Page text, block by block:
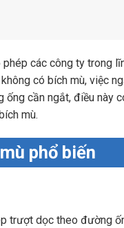
các công ty trong
có bích mù, việc
cần ngắt, điều này
mù.
phổ biến
trượt dọc theo đường